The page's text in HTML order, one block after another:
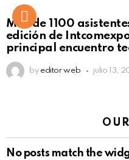
Más de 1100
edición de
principal encuentro
by editor web julio 13,
No posts match the